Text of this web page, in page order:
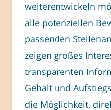
weiterentwickeln
alle potenziellen
passenden
zeigen großes
transparenten
Gehalt und
die Möglichkeit,